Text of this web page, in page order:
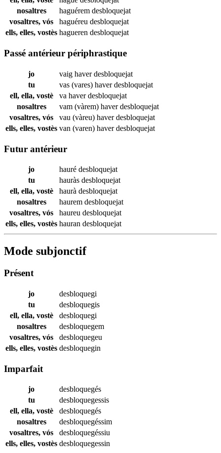
nosaltres
haguérem desbloquejat
vosaltres, vós
haguéreu desbloquejat
ells, elles, vostès hagueren desbloquejat
Passé antérieur périphrastique
jo vaig haverdesbloquejat
tu
vas (vares) haverdesbloquejat
ell, ella, vostè
va haverdesbloquejat
nosaltres
vam (vàrem) haverdesbloquejat
vosaltres, vós
vau (vàreu) haverdesbloquejat
ells, elles, vostès van (varen) haverdesbloquejat
Futur antérieur
jo hauré desbloquejat
tu
hauràs desbloquejat
ell, ella, vostè
haurà desbloquejat
nosaltres
haurem desbloquejat
vosaltres, vós
haureu desbloquejat
ells, elles, vostès hauran desbloquejat
Mode subjonctif
Présent
jo
desbloquegi
tu
desbloquegis
ell, ella, vostè
desbloquegi
nosaltres
desbloquegem
vosaltres, vós
desbloquegeu
ells, elles, vostès desbloquegin
Imparfait
jo
desbloquegés
tu
desbloquegessis
ell, ella, vostè
desbloquegés
nosaltres
desbloquegéssim
vosaltres, vós
desbloquegéssiu
ells, elles, vostès desbloquegessin